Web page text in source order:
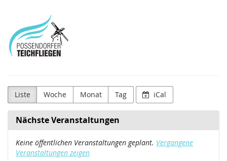
Inhalt
springen
Possendorfer
Teichfliegenverein
e.V.
Liste Woche Monat Tag iCal
Nächste Veranstaltungen
Keine öffentlichen Veranstaltungen geplant. Vergangene
Veranstaltungen zeigen